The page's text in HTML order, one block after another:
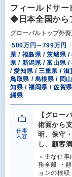
フィールドサ
◆日本全国から
グローバルトップ外
500万円～799万円
県 / 福島県 / 茨城県 /
県 / 新潟県 / 富山県
/ 愛知県 / 三重県 /
鳥取県 / 島根県 / 岡
知県 / 福岡県 / 佐賀
縄県
仕事
内容
【グロー
術面から
明、保守
し、顧客
＜主な仕
務全般 ・
ョンの検収